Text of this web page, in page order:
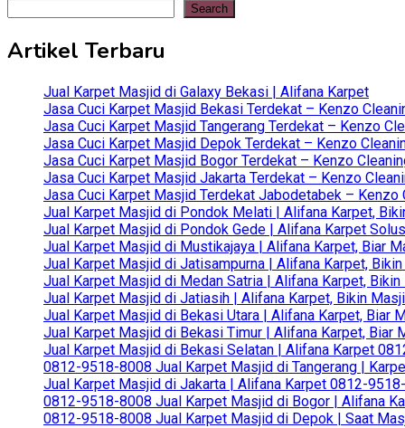
Search
Artikel Terbaru
Jual Karpet Masjid di Galaxy Bekasi | Alifana Karpet
Jasa Cuci Karpet Masjid Bekasi Terdekat – Kenzo
Jasa Cuci Karpet Masjid Tangerang Terdekat – Kenzo
Jasa Cuci Karpet Masjid Depok Terdekat – Kenzo
Jasa Cuci Karpet Masjid Bogor Terdekat – Kenzo
Jasa Cuci Karpet Masjid Jakarta Terdekat – Kenzo
Jasa Cuci Karpet Masjid Terdekat Jabodetabek –
Jual Karpet Masjid di Pondok Melati | Alifana Karpet,
Jual Karpet Masjid di Pondok Gede | Alifana Karpet
Jual Karpet Masjid di Mustikajaya | Alifana Karpet, Biar
Jual Karpet Masjid di Jatisampurna | Alifana Karpet,
Jual Karpet Masjid di Medan Satria | Alifana Karpet,
Jual Karpet Masjid di Jatiasih | Alifana Karpet, Bikin
Jual Karpet Masjid di Bekasi Utara | Alifana Karpet, Biar
Jual Karpet Masjid di Bekasi Timur | Alifana Karpet, Biar
Jual Karpet Masjid di Bekasi Selatan | Alifana Karpet
0812-9518-8008 Jual Karpet Masjid di Tangerang |
Jual Karpet Masjid di Jakarta | Alifana Karpet 0812-
0812-9518-8008 Jual Karpet Masjid di Bogor | Alifana
0812-9518-8008 Jual Karpet Masjid di Depok | Saat